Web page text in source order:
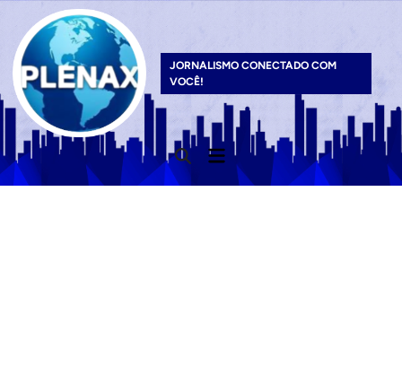
content
JORNALISMO CONECTADO COM
VOCÊ!
Open
Search
Main
Menu